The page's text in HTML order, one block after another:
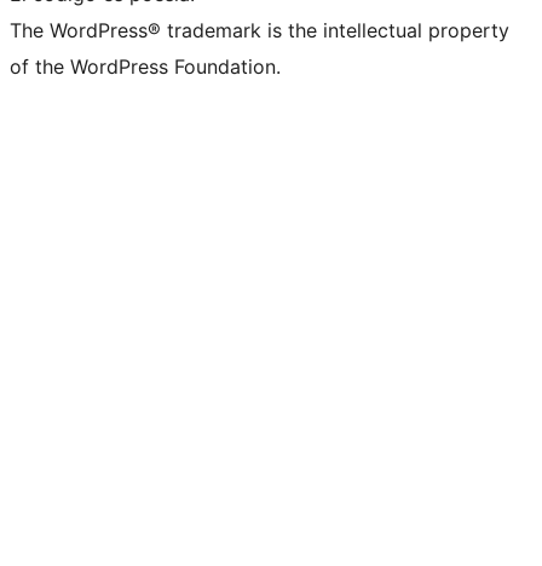
The WordPress® trademark is the intellectual property
of the WordPress Foundation.